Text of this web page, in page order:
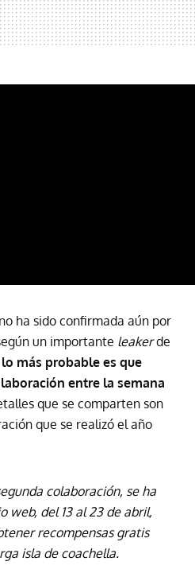
ha sido confirmada aún por
un importante leakerde
lo más probable es que
entre la semana
que se comparten son
que se realizó el año
colaboración, se ha
web, del 13 al 23 de abril,
recompensas gratis
isla de coachella.